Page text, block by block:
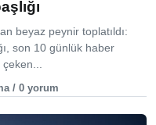
beyaz peynir toplatıldı:
son 10 günlük haber
çeken...
/ 0 yorum